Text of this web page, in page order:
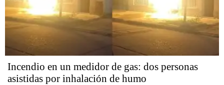
Incendio en un medidor de gas: dos personas
asistidas por inhalación de humo